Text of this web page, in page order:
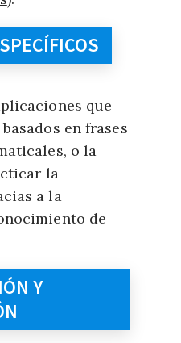
que
en frases
o la
la
a la
de
Y